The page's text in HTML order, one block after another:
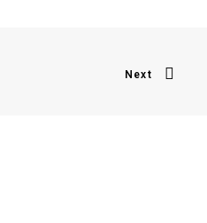
Next